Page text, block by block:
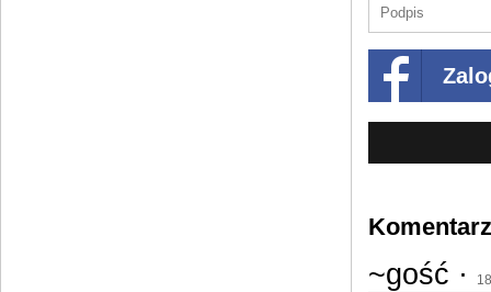
~gość ·